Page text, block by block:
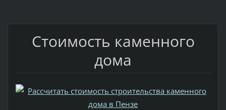
Стоимость каменного
дома